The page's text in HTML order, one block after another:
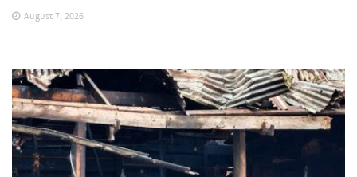
August 7, 2026